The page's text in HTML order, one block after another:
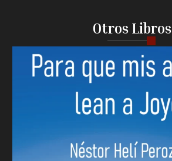
Otros Libros